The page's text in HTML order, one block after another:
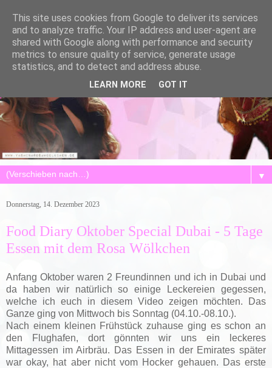
▼
Donnerstag, 14. Dezember 2023
Food Diary Oktober Special Dubai - 5 Tage
Essen mit dem Rosa Wölkchen
Anfang Oktober waren 2 Freundinnen und ich in Dubai und
da haben wir natürlich so einige Leckereien gegessen,
welche ich euch in diesem Video zeigen möchten. Das
Ganze ging von Mittwoch bis Sonntag (04.10.-08.10.).
Nach einem kleinen Frühstück zuhause ging es schon an
den Flughafen, dort gönnten wir uns ein leckeres
Mittagessen im Airbräu. Das Essen in der Emirates später
war okay, hat aber nicht vom Hocker gehauen. Das erste
This site uses cookies from Google to deliver its services
and to analyze traffic. Your IP address and user-agent are
shared with Google along with performance and security
metrics to ensure quality of service, generate usage
statistics, and to detect and address abuse.
LEARN MORE GOT IT